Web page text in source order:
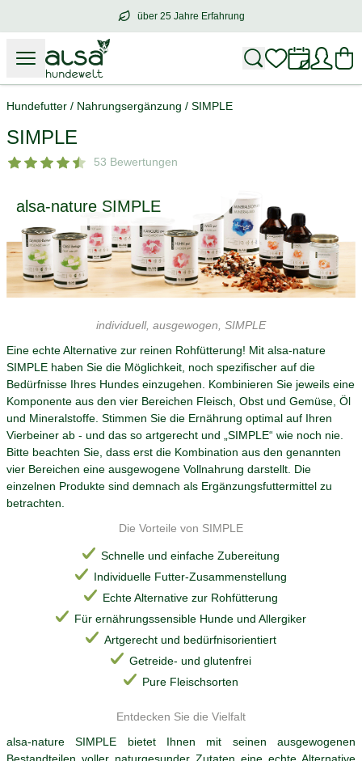
über 25 Jahre Erfahrung
über25 Jahre Erfahrung
Hundefutter / Nahrungsergänzung / SIMPLE
SIMPLE
53 Bewertungen
alsa-nature SIMPLE
individuell, ausgewogen, SIMPLE
Eine echte Alternative zur reinen Rohfütterung! Mit alsa-nature
SIMPLE haben Sie die Möglichkeit, noch spezifischer auf die
Bedürfnisse Ihres Hundes einzugehen. Kombinieren Sie jeweils eine
Komponente aus den vier Bereichen Fleisch, Obst und Gemüse, Öl
und Mineralstoffe. Stimmen Sie die Ernährung optimal auf Ihren
Vierbeiner ab - und das so artgerecht und „SIMPLE“ wie noch nie.
Bitte beachten Sie, dass erst die Kombination aus den genannten
vier Bereichen eine ausgewogene Vollnahrung darstellt. Die
einzelnen Produkte sind demnach als Ergänzungsfuttermittel zu
betrachten.
Die Vorteile von SIMPLE
Schnelle und einfache Zubereitung
Individuelle Futter-Zusammenstellung
Echte Alternative zur Rohfütterung
Für ernährungssensible Hunde und Allergiker
Artgerecht und bedürfnisorientiert
Getreide- und glutenfrei
Pure Fleischsorten
Entdecken Sie die Vielfalt
alsa-nature SIMPLE bietet Ihnen mit seinen ausgewogenen